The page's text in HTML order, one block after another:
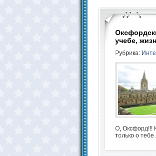
учебе,
Рубрика:
О, Оксфорд!!!
только о